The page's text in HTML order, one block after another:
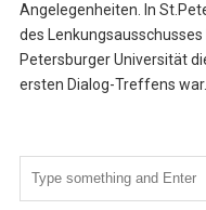
Angelegenheiten. In
des
Petersburger Universität
ersten Dialog-Treffens war.